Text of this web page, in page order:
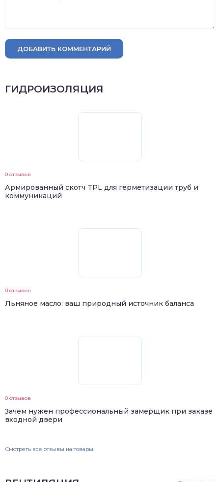
ДОБАВИТЬ КОММЕНТАРИЙ
ГИДРОИЗОЛЯЦИЯ
0 отзывов
Армированный скотч TPL для герметизации труб и
коммуникаций
0 отзывов
Льняное масло: ваш природный источник баланса
0 отзывов
Зачем нужен профессиональный замерщик при заказе
входной двери
Смотреть все отзывы на товары